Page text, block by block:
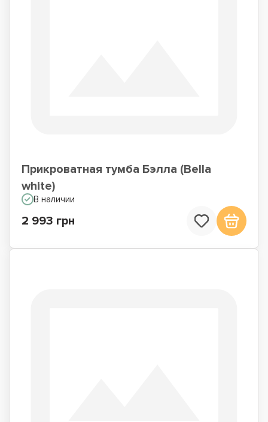
Прикроватная тумба Бэлла (Bella
white)
В наличии
2 993 грн